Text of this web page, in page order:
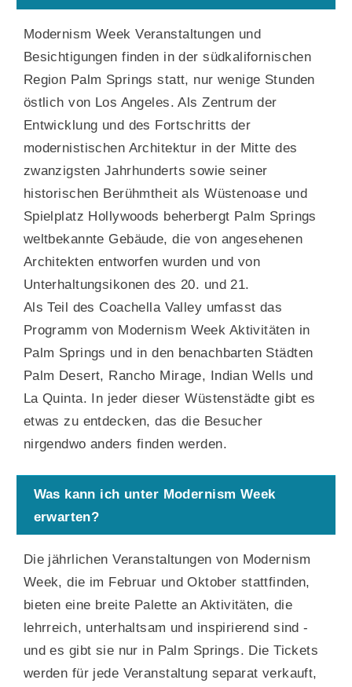
Modernism Week Veranstaltungen und
Besichtigungen finden in der südkalifornischen
Region Palm Springs statt, nur wenige Stunden
östlich von Los Angeles. Als Zentrum der
Entwicklung und des Fortschritts der
modernistischen Architektur in der Mitte des
zwanzigsten Jahrhunderts sowie seiner
historischen Berühmtheit als Wüstenoase und
Spielplatz Hollywoods beherbergt Palm Springs
weltbekannte Gebäude, die von angesehenen
Architekten entworfen wurden und von
Unterhaltungsikonen des 20. und 21.
Als Teil des Coachella Valley umfasst das
Programm von Modernism Week Aktivitäten in
Palm Springs und in den benachbarten Städten
Palm Desert, Rancho Mirage, Indian Wells und
La Quinta. In jeder dieser Wüstenstädte gibt es
etwas zu entdecken, das die Besucher
nirgendwo anders finden werden.
Was kann ich unter Modernism Week
erwarten?
Die jährlichen Veranstaltungen von Modernism
Week, die im Februar und Oktober stattfinden,
bieten eine breite Palette an Aktivitäten, die
lehrreich, unterhaltsam und inspirierend sind -
und es gibt sie nur in Palm Springs. Die Tickets
werden für jede Veranstaltung separat verkauft,